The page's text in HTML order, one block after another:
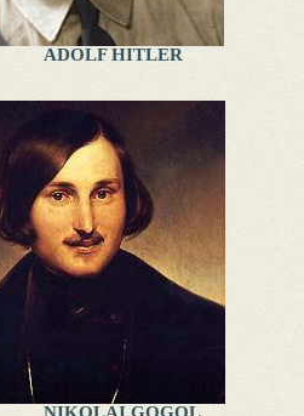
ADOLF HITLER